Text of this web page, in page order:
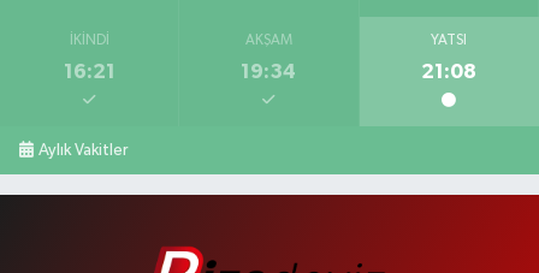
İKINDI
16:21
AKŞAM
19:34
YATSI
21:08
Aylık Vakitler